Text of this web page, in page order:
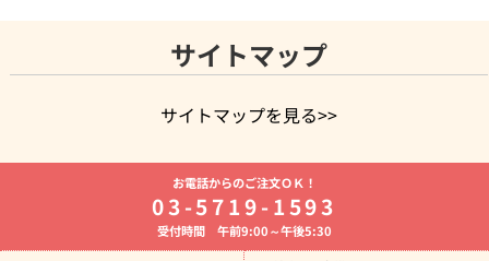
サイトマップ
サイトマップを見る>>
よく贈られる花
お祝いの花特集
誕生日フラワーギフト特集
8月の誕生花(トルコキキョウ)
開店・開業祝い
お供え・お悔やみ お供え・お悔やみの花
通夜・葬儀に贈る花 胡蝶蘭・花鉢
ーブドフラワー
季節のイベント
ひまわり ギフト・プレゼント
お電話からのご注文ＯＫ！
03-5719-1593
受付時間 午前9:00～午後5:30